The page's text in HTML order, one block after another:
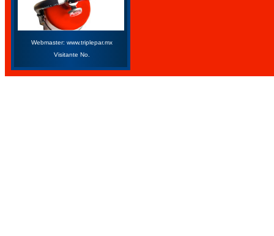
Webmaster: www.triplepar.mx
Visitante No.